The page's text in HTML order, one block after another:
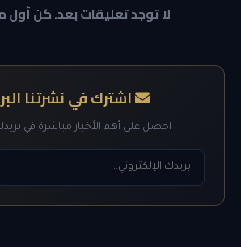
لا توجد تعليقات بعد. كن
اشترك في نشرتنا
احصل على أهم الأخبار مباشرة في